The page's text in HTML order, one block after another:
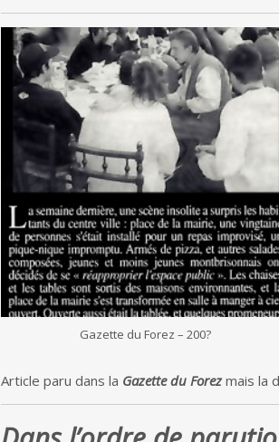
Gazette du Forez – 200?
Article paru dans la Gazette du Forez mais la